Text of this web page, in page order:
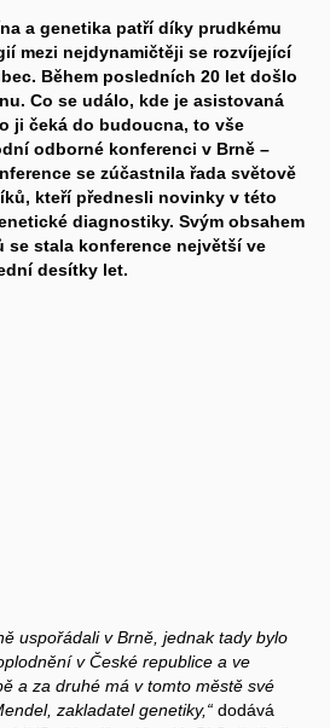
a genetika patří díky prudkému
mezi nejdynamičtěji se rozvíjející
Během posledních 20 let došlo
Co se událo, kde je asistovaná
ji čeká do budoucna, to vše
odborné konferenci v Brně –
se zúčastnila řada světově
kteří přednesli novinky v této
diagnostiky. Svým obsahem
se stala konference největší ve
desítky let.
uspořádali v Brně, jednak tady bylo
v České republice a ve
a za druhé má v tomto městě své
zakladatel genetiky,“ dodává